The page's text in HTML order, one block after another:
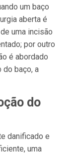
um baço
aberta é
uma incisão
por outro
é abordado
do baço, a
do
danificado e
uma